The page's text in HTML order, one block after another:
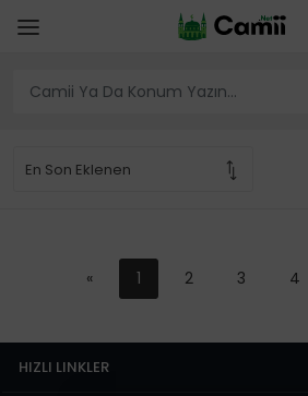
« 1 2 3 4
HIZLI LINKLER